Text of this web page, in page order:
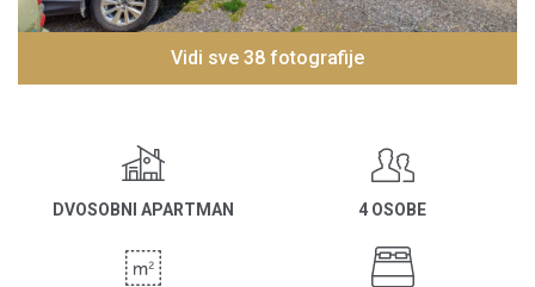
Vidi sve 38 fotografije
DVOSOBNI APARTMAN 4 OSOBE